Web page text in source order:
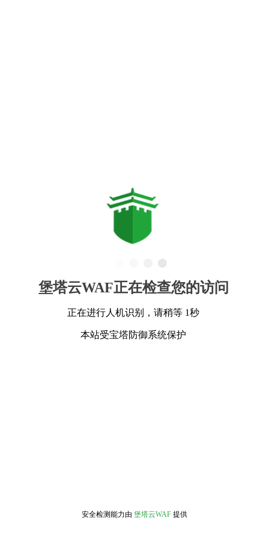
堡塔云WAF正在检查您的访问
正在进行人机识别，请稍等 1秒
本站受宝塔防御系统保护
安全检测能力由 堡塔云WAF 提供